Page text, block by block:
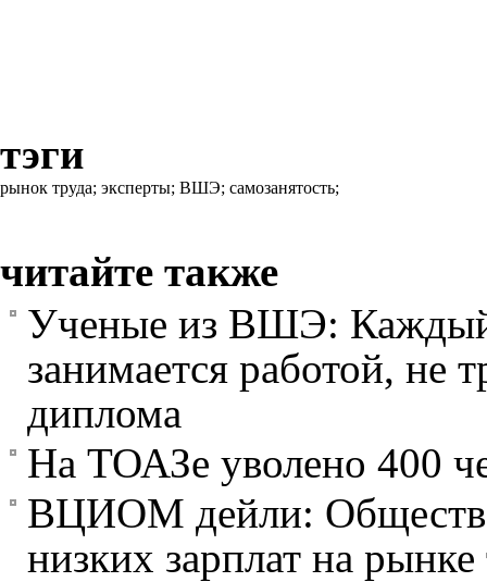
тэги
рынок труда; эксперты; ВШЭ; самозанятость;
читайте также
Ученые из ВШЭ: Каждый
занимается работой, не
диплома
На ТОАЗе уволено 400
ВЦИОМ дейли:
низких зарплат на рынке